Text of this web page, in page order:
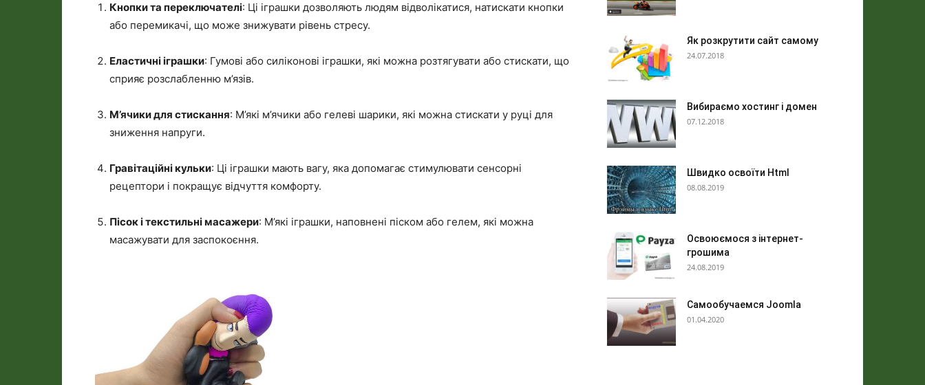
Кнопки та переключателі: Ці іграшки дозволяють людям відволікатися, натискати кнопки
або перемикачі, що може знижувати рівень стресу.
Еластичні іграшки: Гумові або силіконові іграшки, які можна розтягувати або стискати, що
сприяє розслабленню м’язів.
М’ячики для стискання: М’які м’ячики або гелеві шарики, які можна стискати у руці для
зниження напруги.
Гравітаційні кульки: Ці іграшки мають вагу, яка допомагає стимулювати сенсорні
рецептори і покращує відчуття комфорту.
Пісок і текстильні масажери: М’які іграшки, наповнені піском або гелем, які можна
масажувати для заспокоєння.
Як розкрутити сайт самому
24.07.2018
Вибираємо хостинг і домен
07.12.2018
Швидко освоїти Html
08.08.2019
Освоюємося з інтернет-
грошима
24.08.2019
Самообучаемся Joomla
01.04.2020